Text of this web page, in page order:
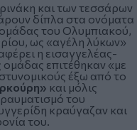
και των τεσσάρων
δίπλα στα ονόματα
του Ολυμπιακού,
ως «αγέλη λύκων»
η εισαγγελέας-
επιτέθηκαν «με
έξω από το
και μόλις
του
κραύγαζαν και
του.